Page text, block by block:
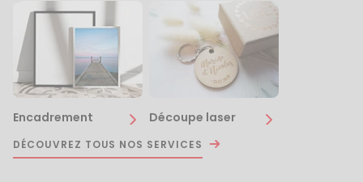
Encadrement Découpe laser
DÉCOUVREZ TOUS NOS SERVICES